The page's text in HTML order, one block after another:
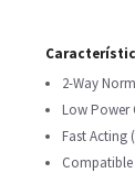
2-Way
Low Power
Fast Acting